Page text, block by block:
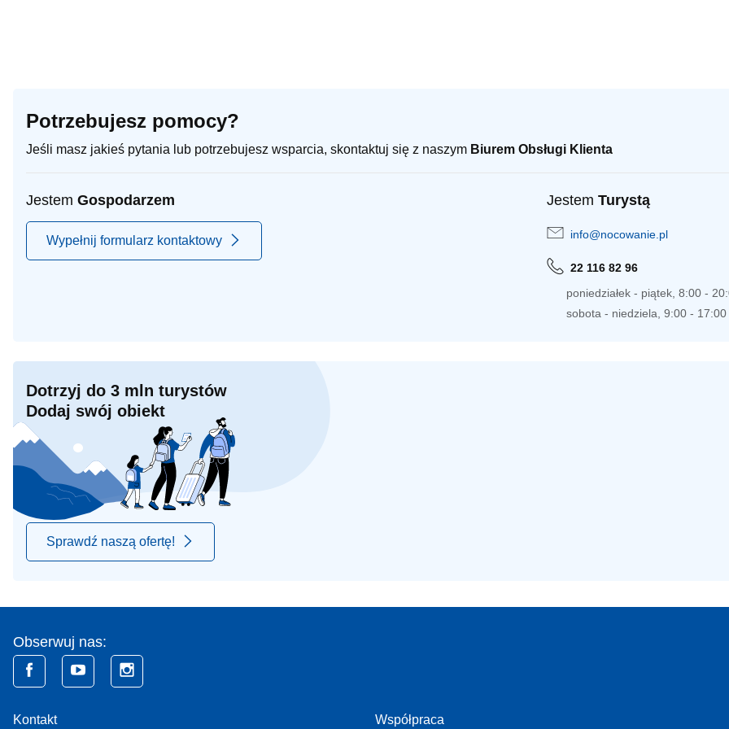
Potrzebujesz pomocy?
Jeśli masz jakieś pytania lub potrzebujesz wsparcia, skontaktuj się z naszym Biurem Obsługi Klienta
Jestem Gospodarzem
Wypełnij formularz kontaktowy
Jestem Turystą
info@nocowanie.pl
22 116 82 96
poniedziałek - piątek, 8:00 -
sobota - niedziela, 9:00 - 17:00
Dotrzyj do 3 mln turystów
Dodaj swój obiekt
Sprawdź naszą ofertę!
Obserwuj nas:
Kontakt Współpraca